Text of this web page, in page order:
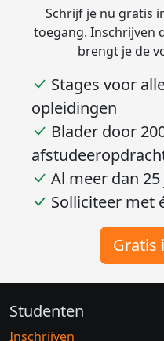
Schrijf je nu gratis
toegang. Inschrijven
brengt je de
Stages voor
opleidingen
Blader door
Al meer dan
Solliciteer met
Gratis
Studenten
Inschrijven